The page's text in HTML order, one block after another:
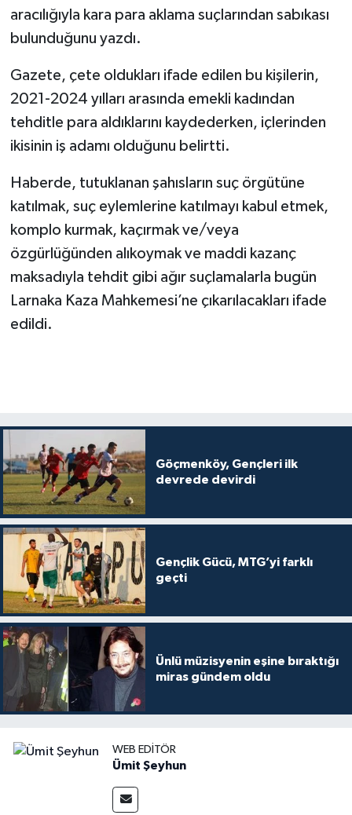
aracılığıyla kara para aklama suçlarından sabıkası
bulunduğunu yazdı.
Gazete, çete oldukları ifade edilen bu kişilerin,
2021-2024 yılları arasında emekli kadından
tehditle para aldıklarını kaydederken, içlerinden
ikisinin iş adamı olduğunu belirtti.
Haberde, tutuklanan şahısların suç örgütüne
katılmak, suç eylemlerine katılmayı kabul etmek,
komplo kurmak, kaçırmak ve/veya
özgürlüğünden alıkoymak ve maddi kazanç
maksadıyla tehdit gibi ağır suçlamalarla bugün
Larnaka Kaza Mahkemesi’ne çıkarılacakları ifade
edildi.
Göçmenköy, Gençleri ilk
devrede devirdi
Gençlik Gücü, MTG’yi farklı
geçti
Ünlü müzisyenin eşine bıraktığı
miras gündem oldu
WEB EDITÖR
Ümit Şeyhun